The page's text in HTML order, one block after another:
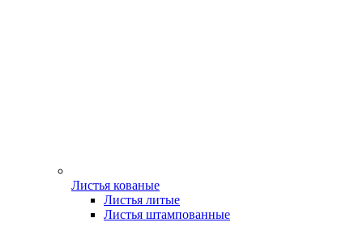
Листья кованые
Листья литые
Листья штампованные